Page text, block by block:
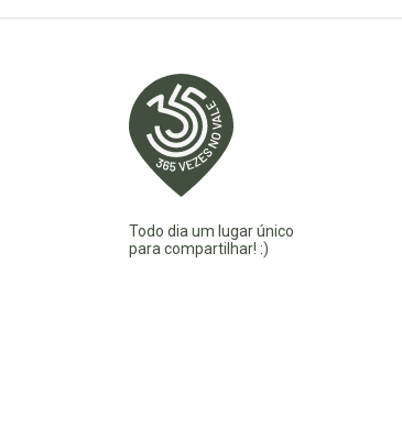
Todo dia um lugar único
para compartilhar! :)